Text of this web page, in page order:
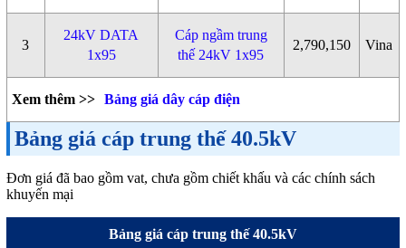
3
24kV DATA
1x95
Cáp ngầm trung
thế 24kV 1x95
2,790,150 Vina
Xem thêm >> Bảng giá dây cáp điện
Bảng giá cáp trung thế 40.5kV
Đơn giá đã bao gồm vat, chưa gồm chiết khấu và các chính sách
khuyến mại
Bảng giá cáp trung thế 40.5kV